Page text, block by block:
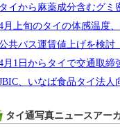
タイから麻薬成分含むグミ
月上旬のタイの体感温度
共バス運賃値上げを検
月1日からタイで交通取締
、いなば食品タイ法人
タイ通写真ニュースアー